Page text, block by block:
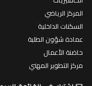
المركز الرياضي
السكنات الداخلية
عمادة شؤون الطلبة
حاضنة الأعمال
مركز التطوير المهني